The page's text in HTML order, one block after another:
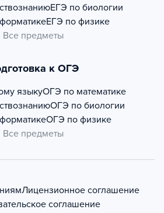
ЕГЭ по биологии
ЕГЭ по физике
Все предметы
к ОГЭ
языкуОГЭ по математике
ОГЭ по биологии
ОГЭ по физике
Все предметы
Лицензионное соглашение
соглашение